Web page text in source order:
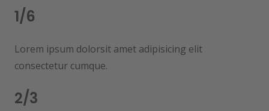
1/6
Lorem ipsum dolorsit amet adipisicing elit
consectetur cumque.
2/3